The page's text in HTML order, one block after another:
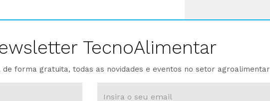
TecnoAlimentar
de forma gratuita, todas as novidades e eventos no setor agroalimentar